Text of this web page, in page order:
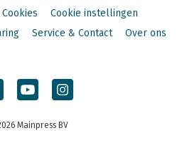
Cookies
Cookie instellingen
Service & Contact Over ons
Mainpress BV